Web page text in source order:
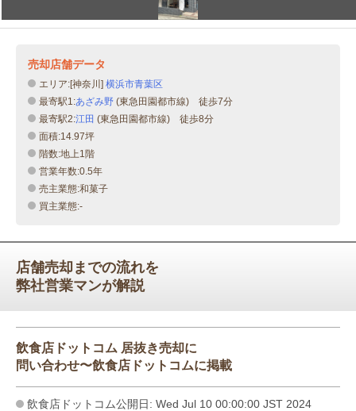
売却店舗データ
エリア:[神奈川] 横浜市青葉区
最寄駅1:あざみ野 (東急田園都市線) 徒歩7分
最寄駅2:江田 (東急田園都市線) 徒歩8分
面積:14.97坪
階数:地上1階
営業年数:0.5年
売主業態:和菓子
買主業態:-
店舗売却までの流れを
弊社営業マンが解説
飲食店ドットコム 居抜き売却に
問い合わせ〜飲食店ドットコムに掲載
飲食店ドットコム公開日: Wed Jul 10 00:00:00 JST 2024